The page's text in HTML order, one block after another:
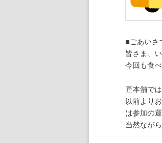
■ごあいさ
皆さま、
今回も食
匠本舗で
以前より
は参加の
当然なが